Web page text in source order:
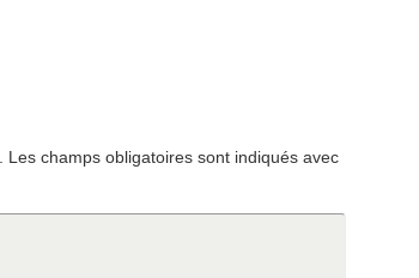
Les champs obligatoires sont indiqués avec